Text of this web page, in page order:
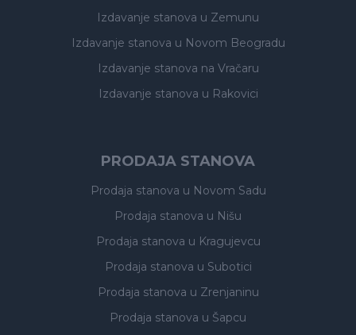
Izdavanje stanova u Zemunu
Izdavanje stanova u Novom Beogradu
Izdavanje stanova na Vračaru
Izdavanje stanova u Rakovici
PRODAJA STANOVA
Prodaja stanova u Novom Sadu
Prodaja stanova u Nišu
Prodaja stanova u Kragujevcu
Prodaja stanova u Subotici
Prodaja stanova u Zrenjaninu
Prodaja stanova u Šapcu